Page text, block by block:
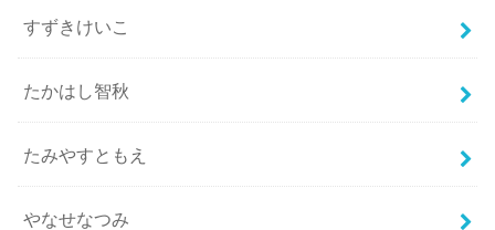
すずきけいこ
たかはし智秋
たみやすともえ
やなせなつみ